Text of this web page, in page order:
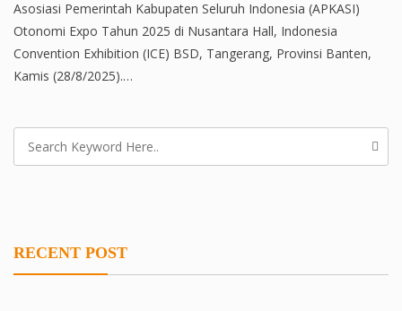
Asosiasi Pemerintah Kabupaten Seluruh Indonesia (APKASI)
Otonomi Expo Tahun 2025 di Nusantara Hall, Indonesia
Convention Exhibition (ICE) BSD, Tangerang, Provinsi Banten,
Kamis (28/8/2025).…
RECENT POST